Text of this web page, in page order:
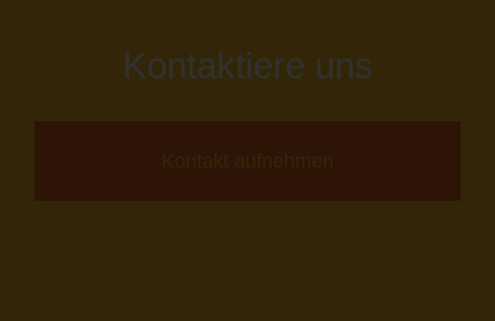
Kontaktiere uns